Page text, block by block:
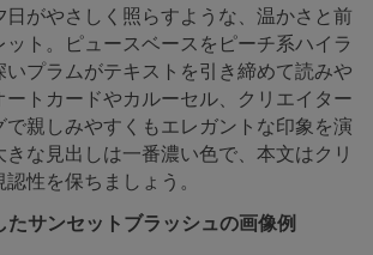
日がやさしく照らすような、温かさと前
ト。ピュースベースをピーチ系ハイラ
いプラムがテキストを引き締めて読みや
トカードやカルーセル、クリエイター
親しみやすくもエレガントな印象を演
な見出しは一番濃い色で、本文はクリ
性を保ちましょう。
サンセットブラッシュの画像例